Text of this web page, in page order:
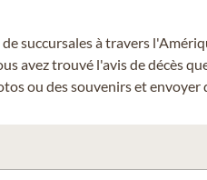
succursales à travers
avez trouvé l'avis de décès
ou des souvenirs et envoyer